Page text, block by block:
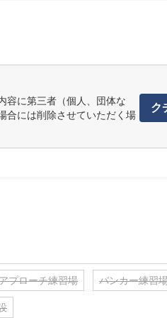
容に第三者（個人、団体な
合には削除させていただく場
ク
プローチ練習場 バンカー練習